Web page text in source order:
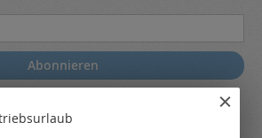
Abonnieren
des